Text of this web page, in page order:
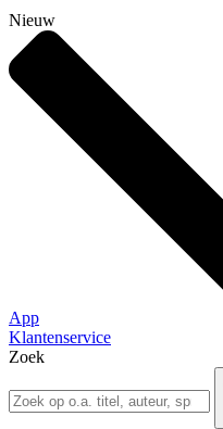
Nieuw
App
Klantenservice
Zoek